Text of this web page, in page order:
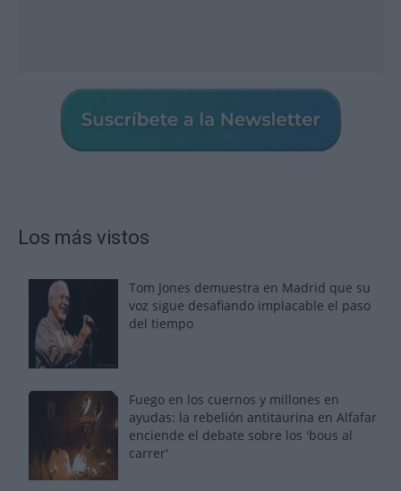
Los más vistos
Tom Jones demuestra en Madrid que su
voz sigue desafiando implacable el paso
del tiempo
Fuego en los cuernos y millones en
ayudas: la rebelión antitaurina en Alfafar
enciende el debate sobre los 'bous al
carrer'